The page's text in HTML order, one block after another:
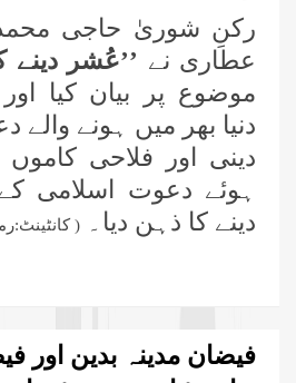
رکنِ شوریٰ حاجی محمد
عطاری نے ’’عُشر دینے
موضوع پر بیان کیا
دنیا بھر میں ہونے
دینی اور فلاحی کاموں
ہوئے دعوت اسلامی
دینے کا ذہن دیا۔
(
فیضان مدینہ بدین اور